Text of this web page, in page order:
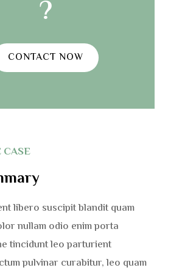
?
CONTACT NOW
CASE
libero suscipit blandit quam
nullam odio enim porta
tincidunt leo parturient
pulvinar curabitur, leo quam